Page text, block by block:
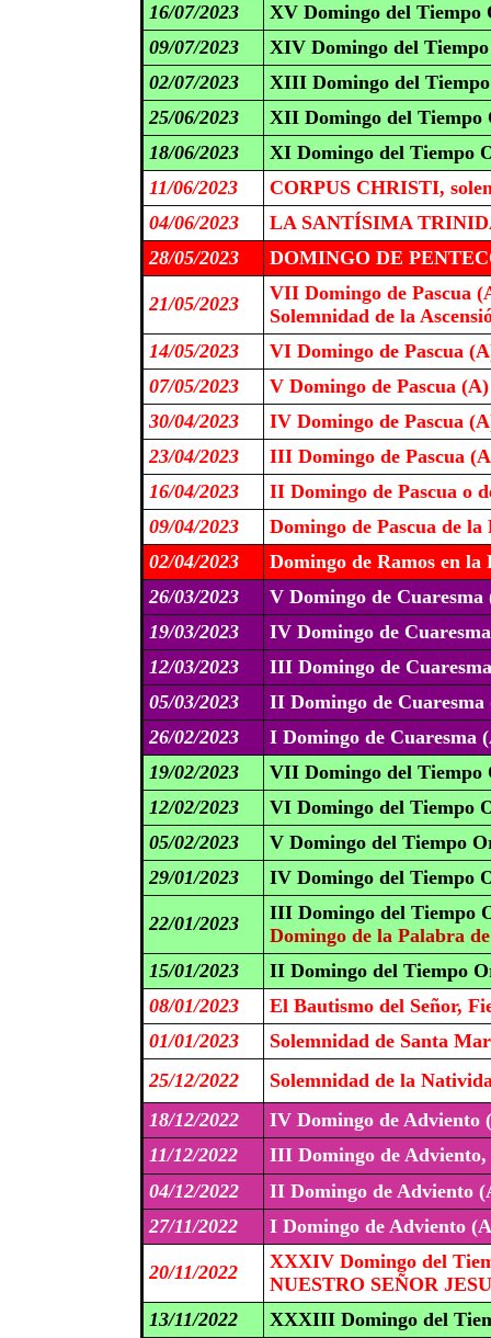
16/07/2023
XV Domingo del
09/07/2023
XIV Domingo del
02/07/2023
XIII Domingo del
25/06/2023
XII Domingo del
18/06/2023
XI Domingo del Tiempo
11/06/2023
CORPUS CHRISTI,
04/06/2023
LA SANTÍSIMA
28/05/2023
DOMINGO DE
21/05/2023
VII Domingo de Pascua
Solemnidad de la
14/05/2023
VI Domingo de Pascua
07/05/2023
V Domingo de Pascua (A)
30/04/2023
IV Domingo de Pascua
23/04/2023
III Domingo de Pascua
16/04/2023
II Domingo de Pascua o
09/04/2023
Domingo de Pascua de
02/04/2023
Domingo de Ramos en la
26/03/2023
V Domingo de Cuaresma
19/03/2023
IV Domingo de
12/03/2023
III Domingo de
05/03/2023
II Domingo de Cuaresma
26/02/2023
I Domingo de Cuaresma
19/02/2023
VII Domingo del
12/02/2023
VI Domingo del Tiempo
05/02/2023
V Domingo del Tiempo
29/01/2023
IV Domingo del Tiempo
22/01/2023
III Domingo del Tiempo
Domingo de la Palabra
15/01/2023
II Domingo del Tiempo
08/01/2023
El Bautismo del Señor,
01/01/2023
Solemnidad de Santa
25/12/2022
Solemnidad de la
18/12/2022
IV Domingo de Adviento
11/12/2022
III Domingo de Adviento,
04/12/2022
II Domingo de Adviento
27/11/2022
I Domingo de Adviento
20/11/2022
XXXIV Domingo del
NUESTRO SEÑOR
13/11/2022
XXXIII Domingo del